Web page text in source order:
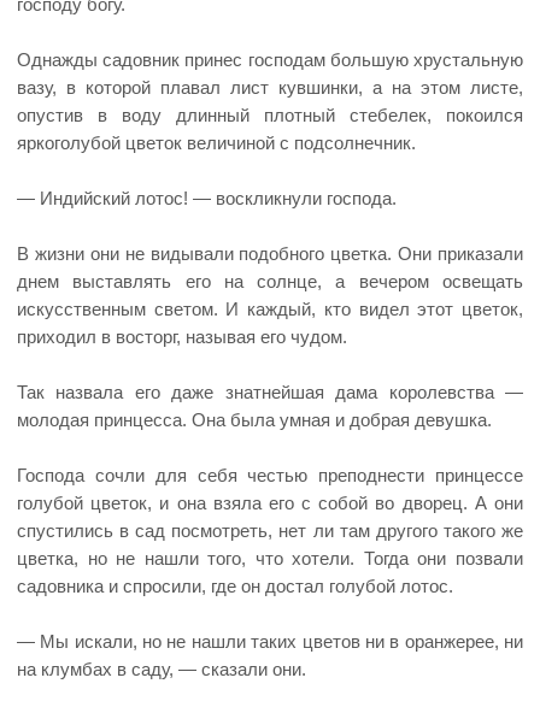
господу богу.
Однажды садовник принес господам большую хрустальную
вазу, в которой плавал лист кувшинки, а на этом листе,
опустив в воду длинный плотный стебелек, покоился
яркоголубой цветок величиной с подсолнечник.
— Индийский лотос! — воскликнули господа.
В жизни они не видывали подобного цветка. Они приказали
днем выставлять его на солнце, а вечером освещать
искусственным светом. И каждый, кто видел этот цветок,
приходил в восторг, называя его чудом.
Так назвала его даже знатнейшая дама королевства —
молодая принцесса. Она была умная и добрая девушка.
Господа сочли для себя честью преподнести принцессе
голубой цветок, и она взяла его с собой во дворец. А они
спустились в сад посмотреть, нет ли там другого такого же
цветка, но не нашли того, что хотели. Тогда они позвали
садовника и спросили, где он достал голубой лотос.
— Мы искали, но не нашли таких цветов ни в оранжерее, ни
на клумбах в саду, — сказали они.